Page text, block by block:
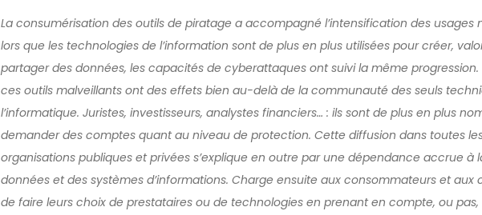
La consumérisation des outils de piratage a accompagné l’intensification des usages
lors que les technologies de l’information sont de plus en plus utilisées pour créer,
partager des données, les capacités de cyberattaques ont suivi la même progression.
ces outils malveillants ont des effets bien au-delà de la communauté des seuls
l’informatique. Juristes, investisseurs, analystes financiers… : ils sont de plus en plus
demander des comptes quant au niveau de protection. Cette diffusion dans toutes
organisations publiques et privées s’explique en outre par une dépendance accrue à
données et des systèmes d’informations. Charge ensuite aux consommateurs et aux
de faire leurs choix de prestataires ou de technologies en prenant en compte, ou